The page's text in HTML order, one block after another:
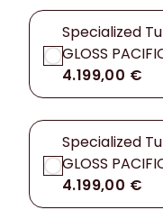
Specialized
GLOSS
4.199,00 €
Specialized
GLOSS
4.199,00 €